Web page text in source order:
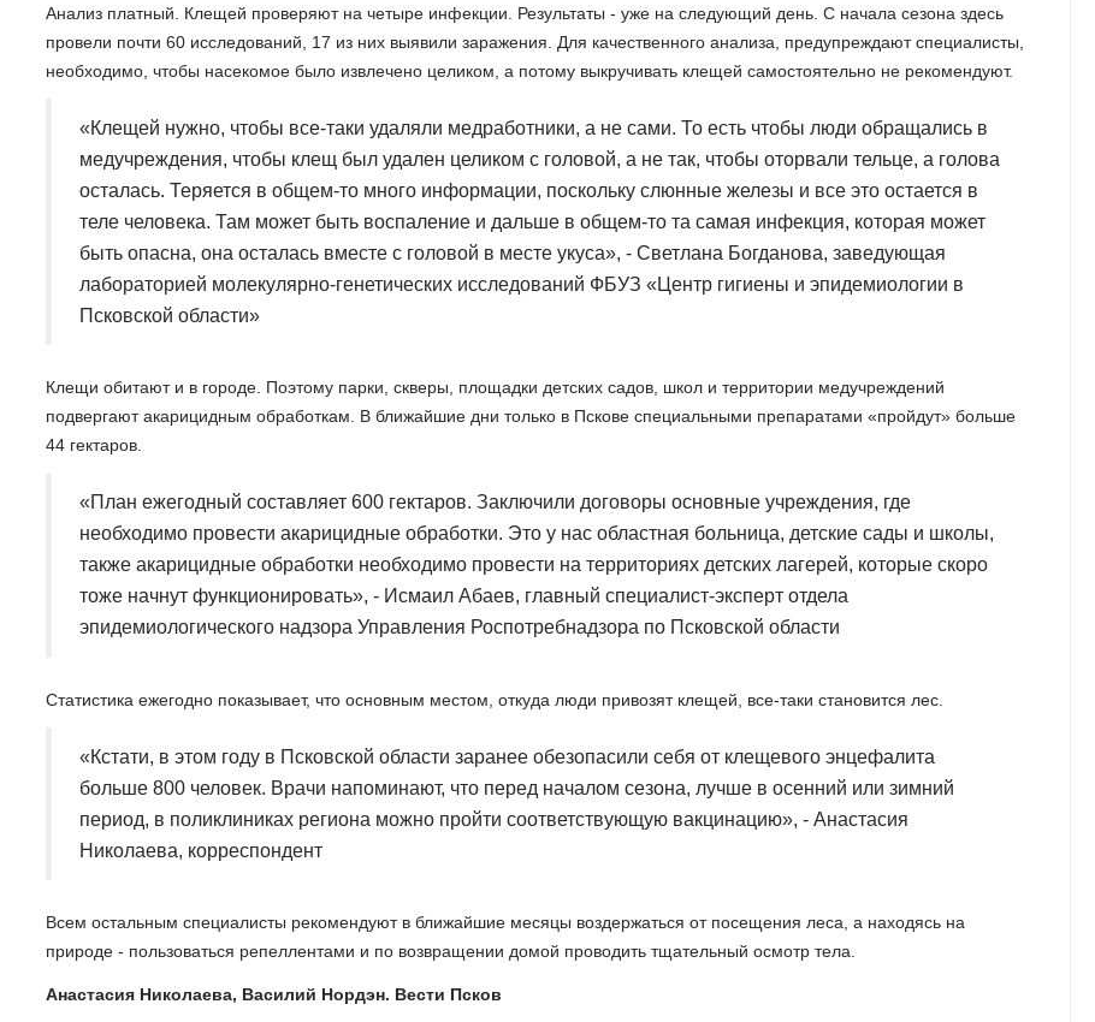
Анализ платный. Клещей проверяют на четыре инфекции. Результаты - уже на следующий день. С начала сезона здесь
провели почти 60 исследований, 17 из них выявили заражения. Для качественного анализа, предупреждают специалисты,
необходимо, чтобы насекомое было извлечено целиком, а потому выкручивать клещей самостоятельно не рекомендуют.
«Клещей нужно, чтобы все-таки удаляли медработники, а не сами. То есть чтобы люди обращались в
медучреждения, чтобы клещ был удален целиком с головой, а не так, чтобы оторвали тельце, а голова
осталась. Теряется в общем-то много информации, поскольку слюнные железы и все это остается в
теле человека. Там может быть воспаление и дальше в общем-то та самая инфекция, которая может
быть опасна, она осталась вместе с головой в месте укуса», - Светлана Богданова, заведующая
лабораторией молекулярно-генетических исследований ФБУЗ «Центр гигиены и эпидемиологии в
Псковской области»
Клещи обитают и в городе. Поэтому парки, скверы, площадки детских садов, школ и территории медучреждений
подвергают акарицидным обработкам. В ближайшие дни только в Пскове специальными препаратами «пройдут» больше
44 гектаров.
«План ежегодный составляет 600 гектаров. Заключили договоры основные учреждения, где
необходимо провести акарицидные обработки. Это у нас областная больница, детские сады и школы,
также акарицидные обработки необходимо провести на территориях детских лагерей, которые скоро
тоже начнут функционировать», - Исмаил Абаев, главный специалист-эксперт отдела
эпидемиологического надзора Управления Роспотребнадзора по Псковской области
Статистика ежегодно показывает, что основным местом, откуда люди привозят клещей, все-таки становится лес.
«Кстати, в этом году в Псковской области заранее обезопасили себя от клещевого энцефалита
больше 800 человек. Врачи напоминают, что перед началом сезона, лучше в осенний или зимний
период, в поликлиниках региона можно пройти соответствующую вакцинацию», - Анастасия
Николаева, корреспондент
Всем остальным специалисты рекомендуют в ближайшие месяцы воздержаться от посещения леса, а находясь на
природе - пользоваться репеллентами и по возвращении домой проводить тщательный осмотр тела.
Анастасия Николаева, Василий Нордэн. Вести Псков